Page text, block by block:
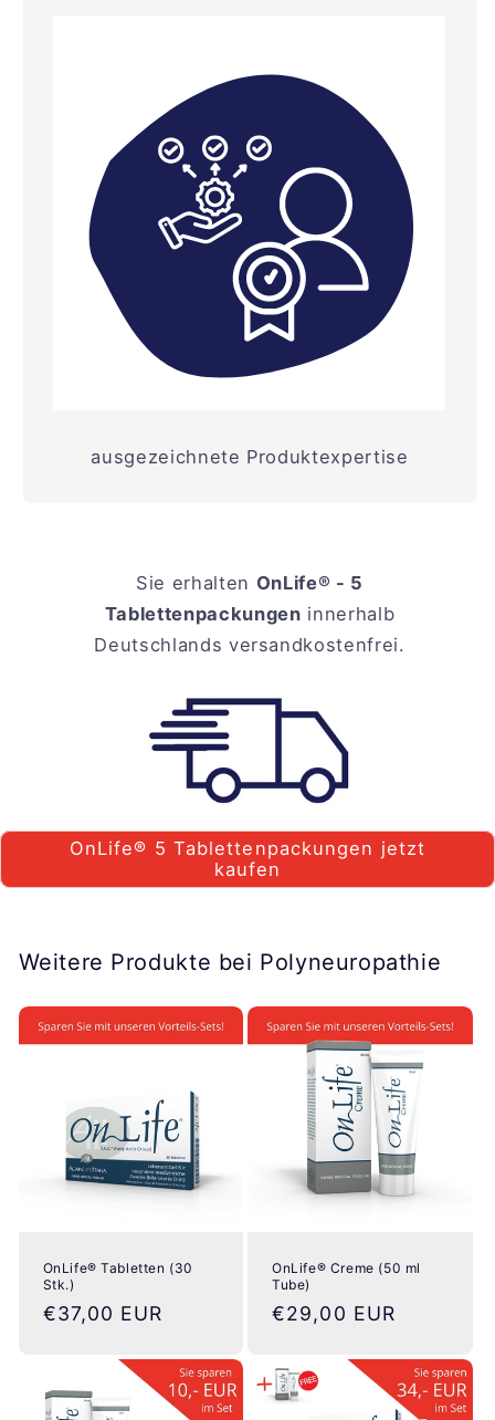
ausgezeichnete Produktexpertise
Sie erhalten OnLife® - 5
Tablettenpackungen innerhalb
Deutschlands versandkostenfrei.
OnLife® 5 Tablettenpackungen jetzt
kaufen
Weitere Produkte bei Polyneuropathie
OnLife® Tabletten (30
Stk.)
Normaler
€37,00 EUR
OnLife® Creme (50 ml
Tube)
Normaler
€29,00 EUR